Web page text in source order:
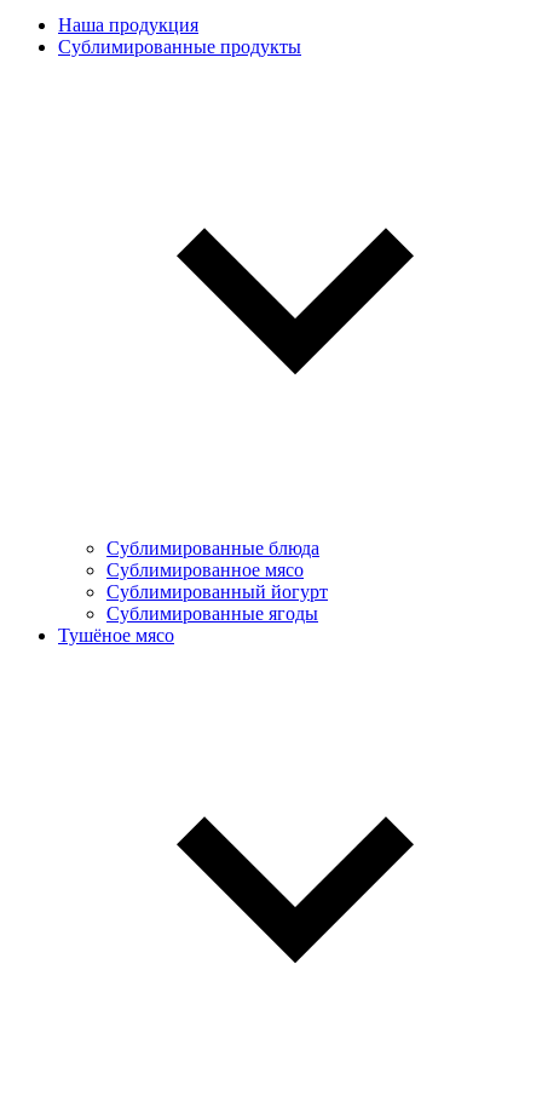
Наша продукция
Сублимированные продукты
Сублимированные блюда
Cублимированное мясо
Сублимированный йогурт
Сублимированные ягоды
Тушёное мясо